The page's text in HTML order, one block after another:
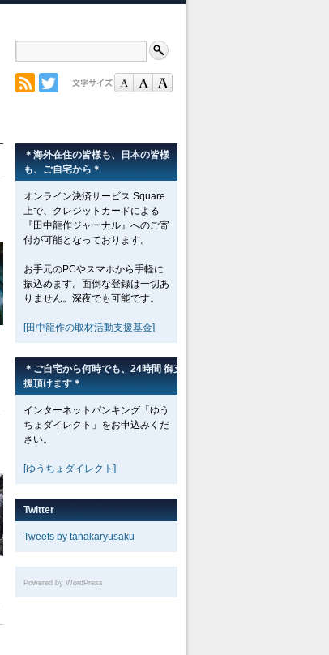
＊海外在住の皆様も、日本の皆様
も、ご自宅から＊
オンライン決済サービス Square
上で、クレジットカードによる
『田中龍作ジャーナル』へのご寄
付が可能となっております。
お手元のPCやスマホから手軽に
振込めます。面倒な登録は一切あ
りません。深夜でも可能です。
[田中龍作の取材活動支援基金]
＊ご自宅から何時でも、24時間 御支
援頂けます＊
インターネットバンキング「ゆう
ちょダイレクト」をお申込みくだ
さい。
[ゆうちょダイレクト]
Twitter
Tweets by tanakaryusaku
Powered by WordPress